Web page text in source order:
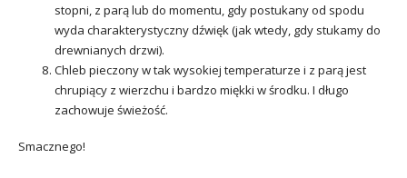
stopni, z parą lub do momentu, gdy postukany od spodu
wyda charakterystyczny dźwięk (jak wtedy, gdy stukamy do
drewnianych drzwi).
Chleb pieczony w tak wysokiej temperaturze i z parą jest
chrupiący z wierzchu i bardzo miękki w środku. I długo
zachowuje świeżość.
Smacznego!